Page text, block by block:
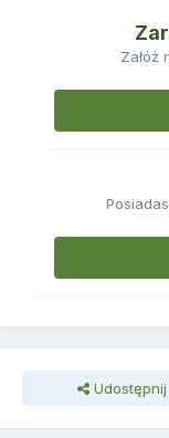
Załóż
Udostępnij